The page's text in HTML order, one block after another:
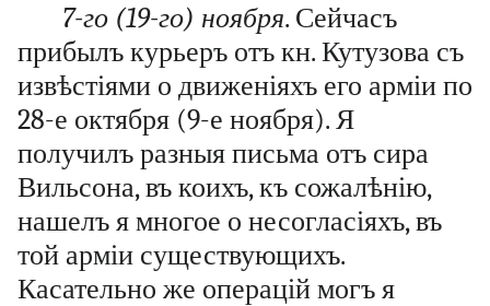
7-го (19-го) ноября. Сейчасъ
прибылъ курьеръ отъ кн. Кутузова съ
извѣстіями о движеніяхъ его арміи по
28-е октября (9-е ноября). Я
получилъ разныя письма отъ сира
Вильсона, въ коихъ, къ сожалѣнію,
нашелъ я многое о несогласіяхъ, въ
той арміи существующихъ.
Касательно же операцій могъ я